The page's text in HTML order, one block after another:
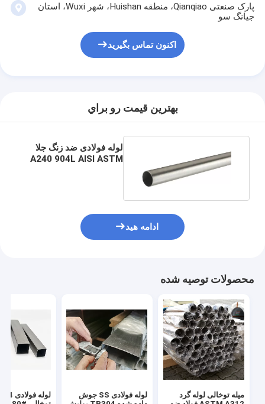
پارک صنعتی Qianqiao، منطقه Huishan، شهر Wuxi، استان
جیانگ سو
اکنون تماس بگیرید
بهترين قيمت رو براي
لوله فولادی ضد زنگ جلا
A240 904L AISI ASTM
ادامه هید
محصولات توصیه شده
میله توخالی لوله گرد
لوله فولادی SS جوش